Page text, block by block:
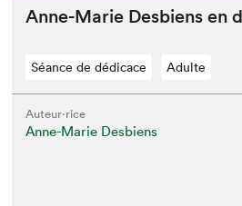
Anne-Marie Des­bi­ens en
Séance de dédicace Adulte
Auteur·rice
Anne-Marie Desbiens